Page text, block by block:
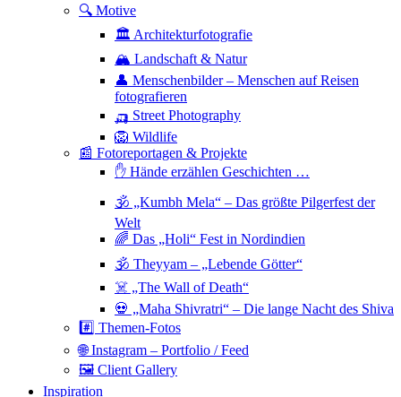
🔍 Motive
🏛 Architekturfotografie
🏔 Landschaft & Natur
👤 Menschenbilder – Menschen auf Reisen
fotografieren
🛺 Street Photography
🦁 Wildlife
📰 Fotoreportagen & Projekte
✋ Hände erzählen Geschichten …
🕉 „Kumbh Mela“ – Das größte Pilgerfest der
Welt
🌈 Das „Holi“ Fest in Nordindien
🕉 Theyyam – „Lebende Götter“
☠️ „The Wall of Death“
💀 „Maha Shivratri“ – Die lange Nacht des Shiva
#️⃣ Themen-Fotos
🌐 Instagram – Portfolio / Feed
🖼 Client Gallery
Inspiration